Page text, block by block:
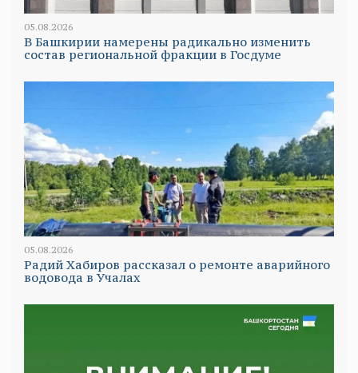
05.08.2026
В Башкирии намерены радикально изменить
состав региональной фракции в Госдуме
05.08.2026
Радий Хабиров рассказал о ремонте аварийного
водовода в Учалах